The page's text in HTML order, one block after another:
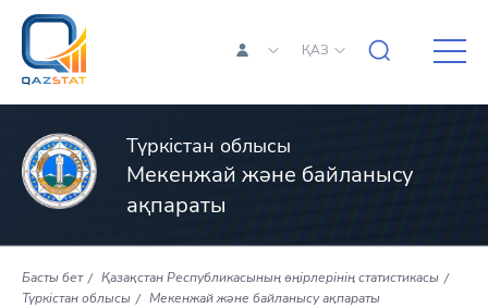
ҚАЗ
Түркістан облысы
Мекенжай және байланысу
ақпараты
Басты бет
Қазақстан Республикасының өңірлерінің статистикасы
Түркістан облысы
Мекенжай және байланысу ақпараты